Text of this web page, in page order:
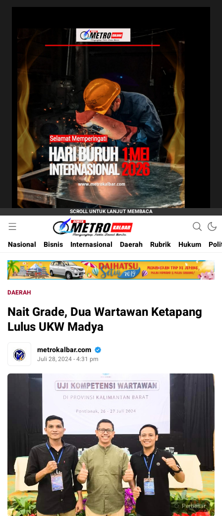
Metro Kalbar
Inspirasi Untuk Negeri
Nasional
Bisnis Internasional Daerah Rubrik Hukum
DAERAH
Nait Grade, Dua Wartawan Ketapang
Lulus UKW Madya
metrokalbar.com
Juli 28, 2024 - 4:31 pm
Perbesar